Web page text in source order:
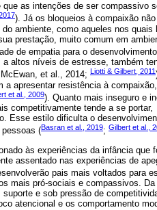
as intenções de ser compassivo
). Já os bloqueios à compaixão
ambiente, como aqueles nos quais
prestação, muito comum em
de empatia para o
altos níveis de estresse, também
et al., 2014; Liotti & Gilbert, 2011
a apresentar resistência à
et al., 2009). Quanto mais inseguro e
competitivamente tende a se portar,
Esse estilo dificulta o
(Basran et al., 2019; Gilbert et al.,
às experiências da infância que
assentado nas experiências de
pais mais voltados para
mais pró-sociais e compassivos.
e sob pressão de
atencional e os comportamento